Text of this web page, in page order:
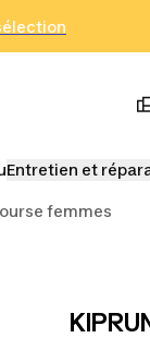
Entretien et
femmes